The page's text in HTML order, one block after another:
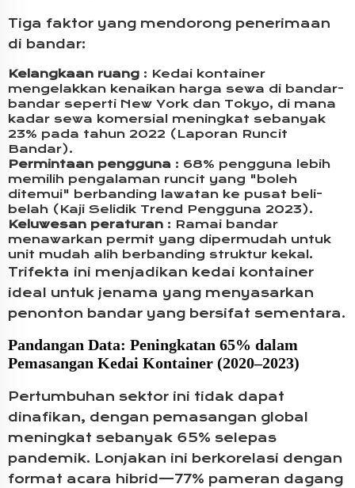
Tiga faktor yang mendorong penerimaan
di bandar:
Kelangkaan ruang : Kedai kontainer
mengelakkan kenaikan harga sewa di bandar-
bandar seperti New York dan Tokyo, di mana
kadar sewa komersial meningkat sebanyak
23% pada tahun 2022 (Laporan Runcit
Bandar).
Permintaan pengguna : 68% pengguna lebih
memilih pengalaman runcit yang "boleh
ditemui" berbanding lawatan ke pusat beli-
belah (Kaji Selidik Trend Pengguna 2023).
Keluwesan peraturan : Ramai bandar
menawarkan permit yang dipermudah untuk
unit mudah alih berbanding struktur kekal.
Trifekta ini menjadikan kedai kontainer
ideal untuk jenama yang menyasarkan
penonton bandar yang bersifat sementara.
Pandangan Data: Peningkatan 65% dalam
Pemasangan Kedai Kontainer (2020–2023)
Pertumbuhan sektor ini tidak dapat
dinafikan, dengan pemasangan global
meningkat sebanyak 65% selepas
pandemik. Lonjakan ini berkorelasi dengan
format acara hibrid—77% pameran dagang